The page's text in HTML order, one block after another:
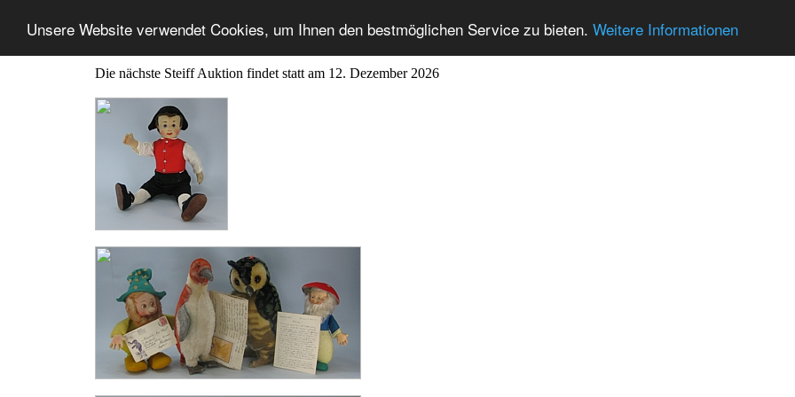
Unsere Website verwendet Cookies, um Ihnen den bestmöglichen Service zu bieten. Weitere Informationen
Die nächste Steiff Auktion findet statt am 12. Dezember 2026